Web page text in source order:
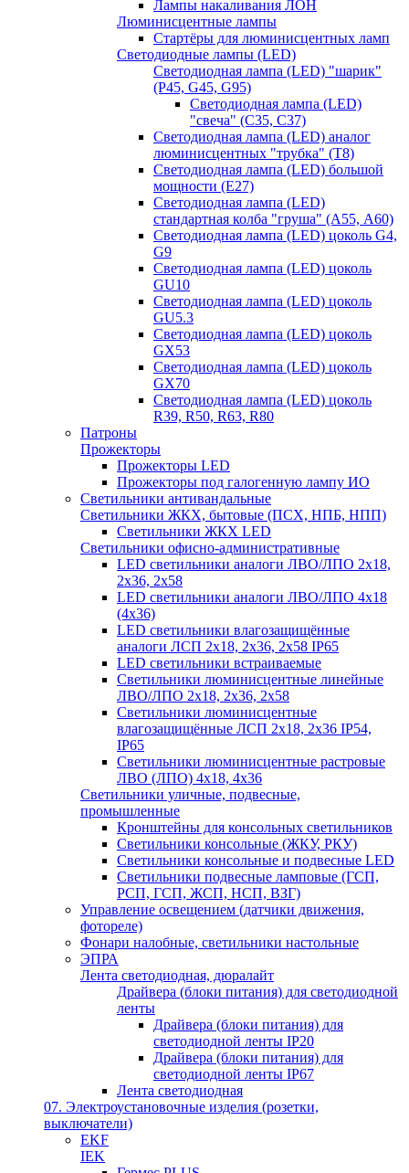
Лампы накаливания ЛОН
Люминисцентные лампы
Стартёры для люминисцентных ламп
Светодиодные лампы (LED)
Светодиодная лампа (LED) "шарик"
(P45, G45, G95)
Светодиодная лампа (LED)
"свеча" (С35, С37)
Светодиодная лампа (LED) аналог
люминисцентных "трубка" (T8)
Светодиодная лампа (LED) большой
мощности (Е27)
Светодиодная лампа (LED)
стандартная колба "груша" (А55, А60)
Светодиодная лампа (LED) цоколь G4,
G9
Светодиодная лампа (LED) цоколь
GU10
Светодиодная лампа (LED) цоколь
GU5.3
Светодиодная лампа (LED) цоколь
GX53
Светодиодная лампа (LED) цоколь
GX70
Светодиодная лампа (LED) цоколь
R39, R50, R63, R80
Патроны
Прожекторы
Прожекторы LED
Прожекторы под галогенную лампу ИО
Светильники антивандальные
Светильники ЖКХ, бытовые (ПСХ, НПБ, НПП)
Светильники ЖКХ LED
Светильники офисно-административные
LED светильники аналоги ЛВО/ЛПО 2х18,
2х36, 2х58
LED светильники аналоги ЛВО/ЛПО 4х18
(4х36)
LED светильники влагозащищённые
аналоги ЛСП 2х18, 2х36, 2х58 IP65
LED светильники встраиваемые
Светильники люминисцентные линейные
ЛВО/ЛПО 2х18, 2х36, 2х58
Светильники люминисцентные
влагозащищённые ЛСП 2х18, 2х36 IP54,
IP65
Светильники люминисцентные растровые
ЛВО (ЛПО) 4х18, 4х36
Светильники уличные, подвесные,
промышленные
Кронштейны для консольных светильников
Светильники консольные (ЖКУ, РКУ)
Светильники консольные и подвесные LED
Светильники подвесные ламповые (ГСП,
РСП, ГСП, ЖСП, НСП, ВЗГ)
Управление освещением (датчики движения,
фотореле)
Фонари налобные, светильники настольные
ЭПРА
Лента светодиодная, дюралайт
Драйвера (блоки питания) для светодиодной
ленты
Драйвера (блоки питания) для
светодиодной ленты IP20
Драйвера (блоки питания) для
светодиодной ленты IP67
Лента светодиодная
07. Электроустановочные изделия (розетки,
выключатели)
EKF
IEK